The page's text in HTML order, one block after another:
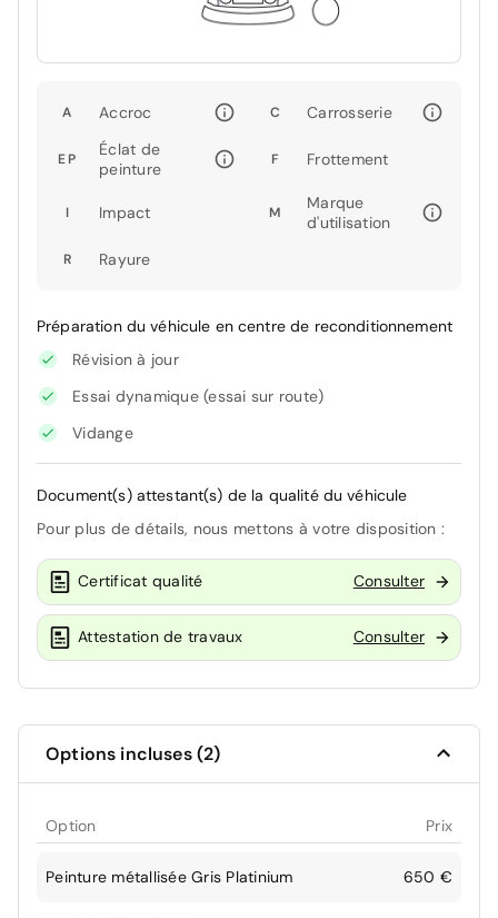
A Accroc C Carrosserie
EP
Éclat de
peinture
F Frottement
I Impact M
Marque
d'utilisation
R Rayure
Préparation du véhicule en centre de reconditionnement
Révision à jour
Essai dynamique (essai sur route)
Vidange
Document(s) attestant(s) de la qualité du véhicule
Pour plus de détails, nous mettons à votre disposition :
Certificat qualité Consulter
Attestation de travaux Consulter
Options incluses (2)
Option Prix
Peinture métallisée Gris Platinium 650 €